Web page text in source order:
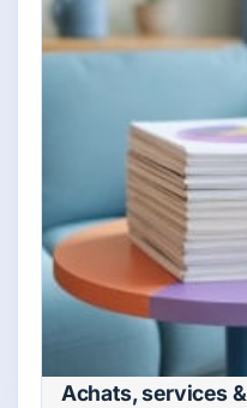
Achats, services